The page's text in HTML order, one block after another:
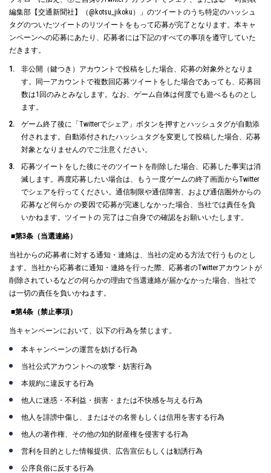
編集部【交通新聞社】（@kotsu_jikoku）」のツイートのうち特定のハッシュ
タグのついたツイートのリツイートをもって応募が完了となります。本キャ
ンペーンへの応募にあたり、応募者には下記のすべての事項を遵守していた
だきます。
非公開（鍵つき）アカウントで投稿をした場合、応募の対象外となりま
す。同一アカウントで複数回応募ツイートをした場合であっても、応募回
数は1回のみとみなします。なお、ゲーム自体は何度でも遊べるものとし
ます。
ゲーム終了後に「Twitterでシェア」ボタンを押すとハッシュタグが自動添
付されます。自動添付されたハッシュタグを変更して投稿した場合、応募
対象となりませんのでご注意ください。
応募ツイートをした後にそのツイートを削除した場合、応募した事実は消
滅します。再度応募したい場合は、もう一度ゲームの終了画面からTwitter
でシェアを行ってください。通信制限や通信障害、および通信圏外からの
応募など何らか の要因で応募が完遂しなかった場合、当社では責任を負
いかねます。ツイートの 完了はご自身での確認をお願いいたします。
■第3条（当選連絡）
当社からの応募者に対する通知・連絡は、当社の定める方法で行うものとし
ます。当社から応募者に通知・連絡を行った際、応募者のTwitterアカウントが
削除されているなどの何らかの理由で当選連絡が届かなかった場合、当社で
は一切の責任を負いかねます。
■第4条（禁止事項）
当キャンペーンにおいて、以下の行為を禁じます。
本キャンペーンの運営を妨げる行為
当社公式アカウントへの攻撃・妨害行為
本規約に違反する行為
他人に迷惑・不利益・損害・または不快感を与える行為
他人を誹謗中傷し、またはその名誉もしくは信用を害する行為
他人の著作権、その他の知的財産権を侵害する行為
営利を目的とした情報提供、広告宣伝もしくは勧誘行為
公序良俗に反する行為